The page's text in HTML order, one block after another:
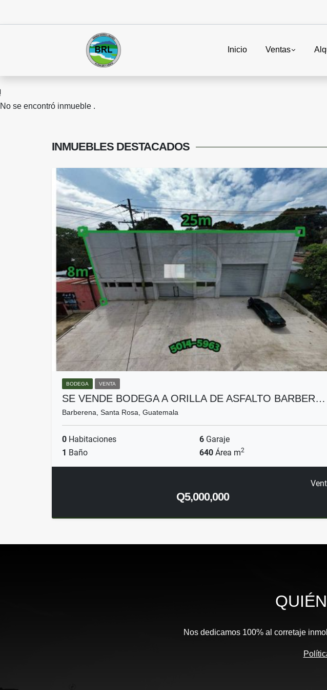
Inicio Ventas
No se encontró inmueble .
INMUEBLES DESTACADOS
BODEGA VENTA
SE VENDE BODEGA A ORILLA DE ASFALTO BARBER…
Barberena, Santa Rosa, Guatemala
0 Habitaciones 6 Garaje
1 Baño 640 Área m2
Q5,000,000
Nos dedicamos 100% al corretaje